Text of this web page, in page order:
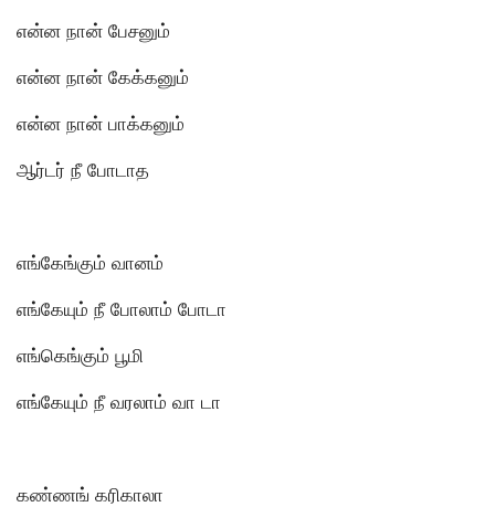
என்ன நான் பேசனும்
என்ன நான் கேக்கனும்
என்ன நான் பாக்கனும்
ஆர்டர் நீ போடாத
எங்கேங்கும் வானம்
எங்கேயும் நீ போலாம் போடா
எங்கெங்கும் பூமி
எங்கேயும் நீ வரலாம் வா டா
கண்ணங் கரிகாலா